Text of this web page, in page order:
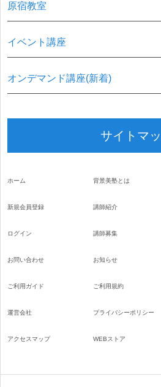
原宿教室
イベント講座
オンデマンド講座(新着)
サイトマ
ホーム
新規会員登録
ログイン
お問い合わせ
背景美塾とは
講師紹介
講師募集
お知らせ
ご利用ガイド
運営会社
アクセスマップ
ご利用規約
プライバシーポリシー
WEBストア